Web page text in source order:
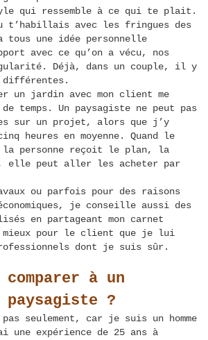
qui ressemble à ce qui te plait.
t’habillais avec les fringues des
tous une idée personnelle
avec ce qu’on a vécu, nos
Déjà, dans un couple, il y
différentes.
un jardin avec mon client me
de temps. Un paysagiste ne peut pas
sur un projet, alors que j’y
heures en moyenne. Quand le
personne reçoit le plan, la
elle peut aller les acheter par
ou parfois pour des raisons
je conseille aussi des
en partageant mon carnet
mieux pour le client que je lui
professionnels dont je suis sûr.
à un
?
seulement, car je suis un homme
expérience de 25 ans à